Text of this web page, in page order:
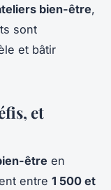
bien-être,
sont
et bâtir
et
être en
entre 1 500 et